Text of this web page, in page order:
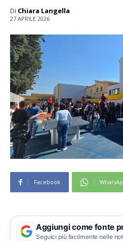
Di Chiara Langella
27 APRILE 2026
Facebook
Aggiungi come fonte
Seguici più facilmente nelle